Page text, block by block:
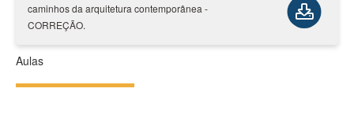
caminhos da arquitetura contemporânea -
CORREÇÃO.
Aulas